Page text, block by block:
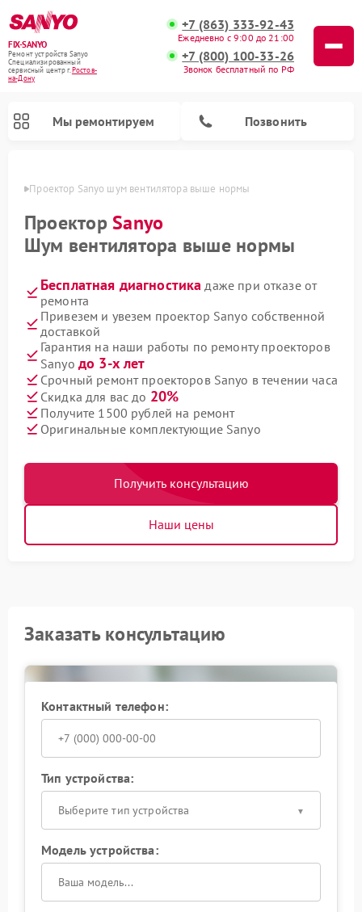
FIX-SANYO
Ремонт устройств Sanyo
Специализированный
cервисный центр г.Ростов-
на-Дону
+7 (863) 333-92-43
Ежедневно с 9:00 до 21:00
+7 (800) 100-33-26
Звонок бесплатный по РФ
Мы ремонтируем Позвонить
Проектор Sanyo шум вентилятора выше нормы
ПроекторSanyo
Шум вентилятора выше нормы
Бесплатная диагностика даже при отказе от
ремонта
Привезем и увезем проектор Sanyo собственной
доставкой
Гарантия на наши работы по ремонту проекторов
Sanyo до 3-х лет
Срочный ремонт проекторов Sanyo в течении часа
Скидка для вас до 20%
Получите 1500 рублей на ремонт
Оригинальные комплектующие Sanyo
Получить консультацию
Наши цены
Заказать консультацию
Контактный телефон:
Тип устройства:
Выберите тип устройства
Модель устройства: